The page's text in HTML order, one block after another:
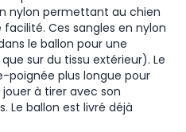
nylon permettant au chien
Ces sangles en nylon
le ballon pour une
sur du tissu extérieur). Le
poignée plus longue pour
à tirer avec son
Le ballon est livré déjà